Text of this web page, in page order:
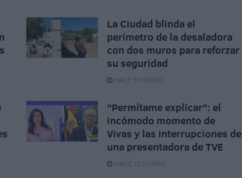
La Ciudad blinda el
perímetro de la desaladora
con dos muros para reforzar
su seguridad
HACE 9 HORAS
"Permítame explicar": el
incómodo momento de
Vivas y las interrupciones de
una presentadora de TVE
HACE 12 HORAS